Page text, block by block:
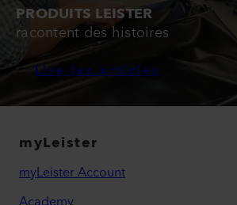
PRODUITS LEISTER
racontent des histoires
Lire les articles
myLeister
myLeister Account